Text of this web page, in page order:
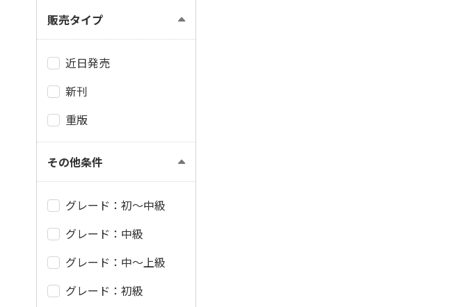
販売タイプ
近日発売
新刊
重版
その他条件
グレード：初～中級
グレード：中級
グレード：中～上級
グレード：初級